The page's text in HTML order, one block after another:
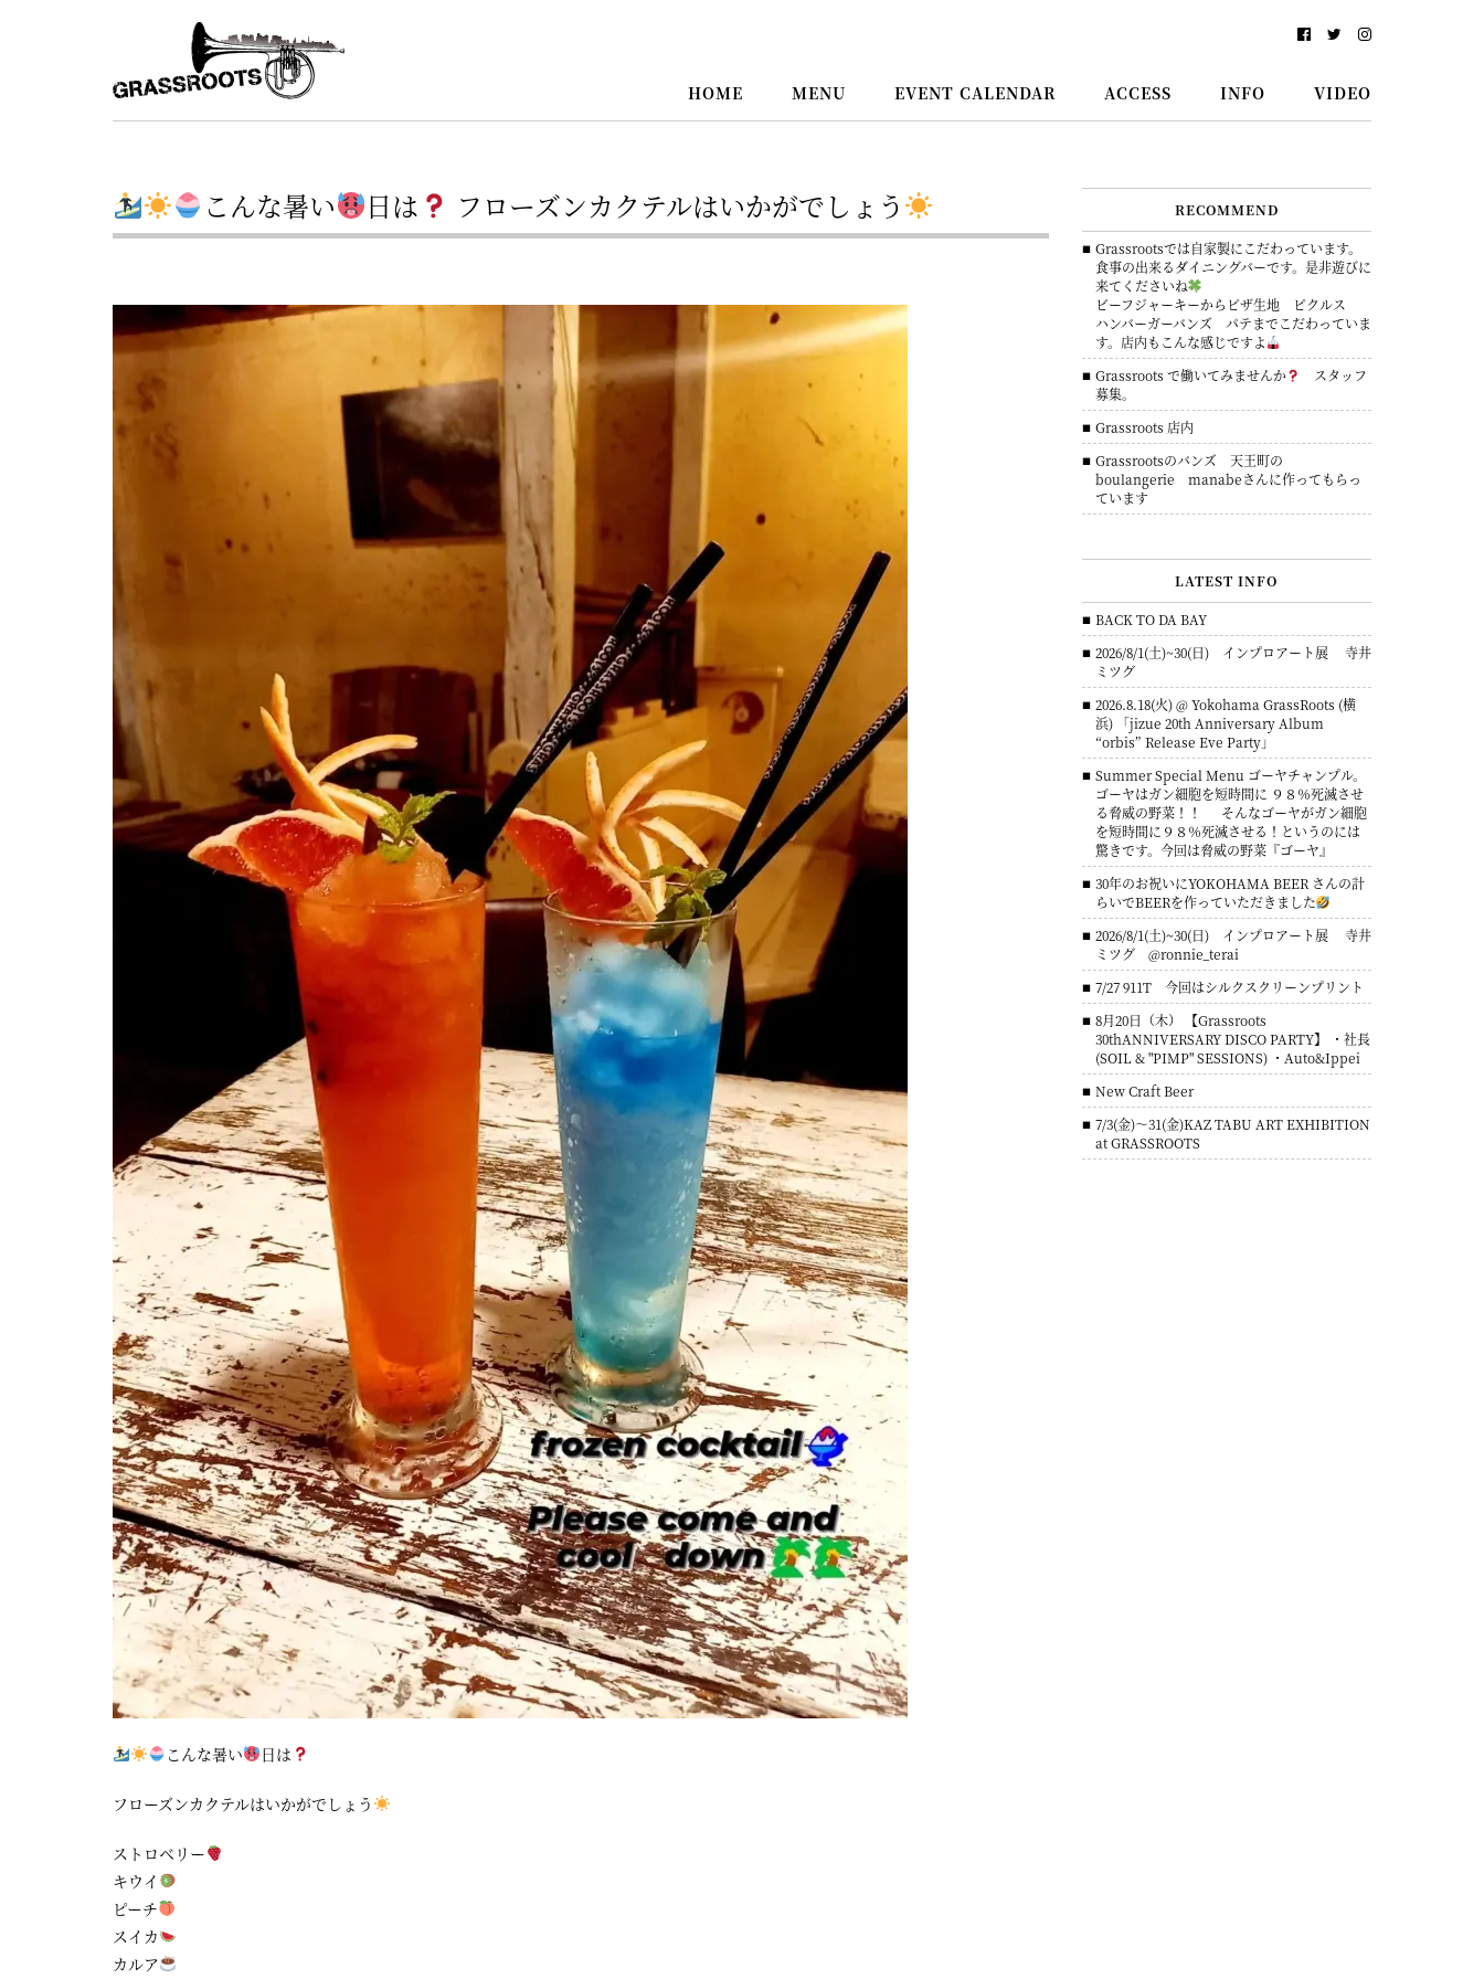
浜
グ
ス
ル
ツ
–
YOKOHAMA
Grassroots
駅
北
口
か
徒
歩
約
3
分・
屋
町
に
あ
る
ダ
イ
ニ
ン
グ
HOME MENU EVENT CALENDAR ACCESS INFO VIDEO
こんな暑い 日は フローズンカクテルはいかがでしょう
こんな暑い 日は
フローズンカクテルはいかがでしょう
ストロベリー
キウイ
ピーチ
スイカ
カルア
RECOMMEND
Grassrootsでは自家製にこだわっています。
食事の出来るダイニングバーです。是非遊びに
来てくださいね
ビーフジャーキーからピザ生地 ピクルス
ハンバーガーバンズ パテまでこだわっていま
す。店内もこんな感じですよ
Grassroots で働いてみませんか
スタッフ
募集。
Grassroots 店内
Grassrootsのバンズ 天王町の
boulangerie manabeさんに作ってもらっ
ています
LATEST INFO
BACK TO DA BAY
2026/8/1(土)~30(日) インプロアート展 寺井
ミツグ
2026.8.18(火) @ Yokohama GrassRoots (横
浜) 「jizue 20th Anniversary Album
“orbis” Release Eve Party」
Summer Special Menu ゴーヤチャンプル。
ゴーヤはガン細胞を短時間に ９８％死滅させ
る脅威の野菜！！ そんなゴーヤがガン細胞
を短時間に９８％死滅させる！というのには
驚きです。今回は脅威の野菜『ゴーヤ』
30年のお祝いにYOKOHAMA BEER さんの計
らいでBEERを作っていただきました
2026/8/1(土)~30(日) インプロアート展 寺井
ミツグ @ronnie_terai
7/27 911T 今回はシルクスクリーンプリント
8月20日（木） 【Grassroots
30thANNIVERSARY DISCO PARTY】 ・社長
(SOIL & "PIMP" SESSIONS) ・Auto&Ippei
New Craft Beer
7/3(金)～31(金)KAZ TABU ART EXHIBITION
at GRASSROOTS